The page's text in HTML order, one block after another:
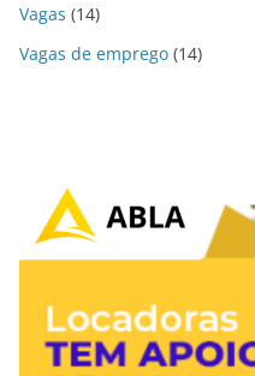
Vagas (14)
Vagas de emprego (14)